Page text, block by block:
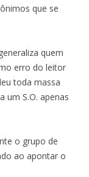
que se
quem
erro do leitor
toda massa
um S.O. apenas
o grupo de
ao apontar o